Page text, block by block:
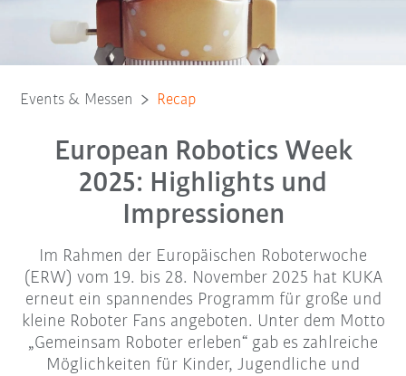
Events & Messen Recap
European Robotics Week
2025: Highlights und
Impressionen
Im Rahmen der Europäischen Roboterwoche
(ERW) vom 19. bis 28. November 2025 hat KUKA
erneut ein spannendes Programm für große und
kleine Roboter Fans angeboten. Unter dem Motto
„Gemeinsam Roboter erleben“ gab es zahlreiche
Möglichkeiten für Kinder, Jugendliche und